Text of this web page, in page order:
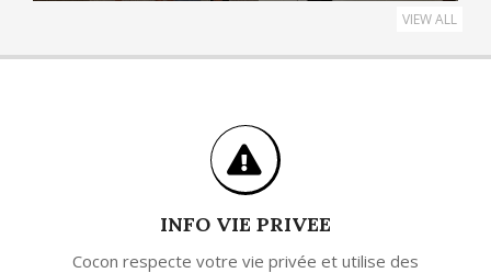
VIEW ALL
INFO VIE PRIVEE
Cocon respecte votre vie privée et utilise des